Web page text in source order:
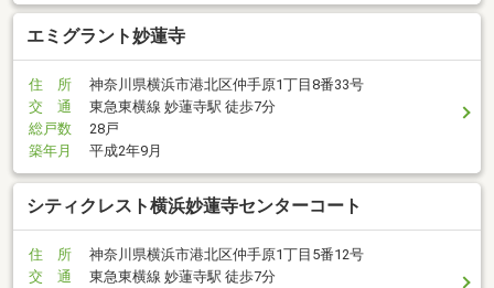
エミグラント妙蓮寺
住 所
神奈川県横浜市港北区仲手原1丁目8番33号
交 通
東急東横線 妙蓮寺駅 徒歩7分
総戸数
28戸
築年月
平成2年9月
シティクレスト横浜妙蓮寺センターコート
住 所
神奈川県横浜市港北区仲手原1丁目5番12号
交 通
東急東横線 妙蓮寺駅 徒歩7分